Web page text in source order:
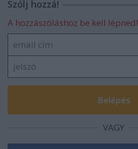
Szólj hozzá!
A hozzászóláshoz be kell lépned!
VAGY